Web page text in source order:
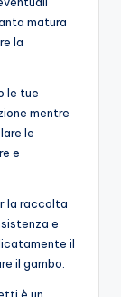
matura
la
le tue
mentre
le
e
la raccolta
e
il
il gambo.